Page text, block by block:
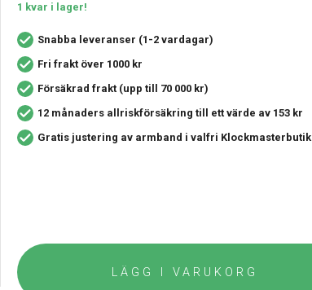
1 kvar i lager!
Snabba leveranser (1-2 vardagar)
Fri frakt över 1000 kr
Försäkrad frakt (upp till 70 000 kr)
12 månaders allriskförsäkring till ett värde av 153 kr
Gratis justering av armband i valfri Klockmasterbutik
LÄGG I VARUKORG